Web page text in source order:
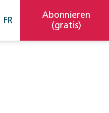
FR
Abonnieren
(gratis)